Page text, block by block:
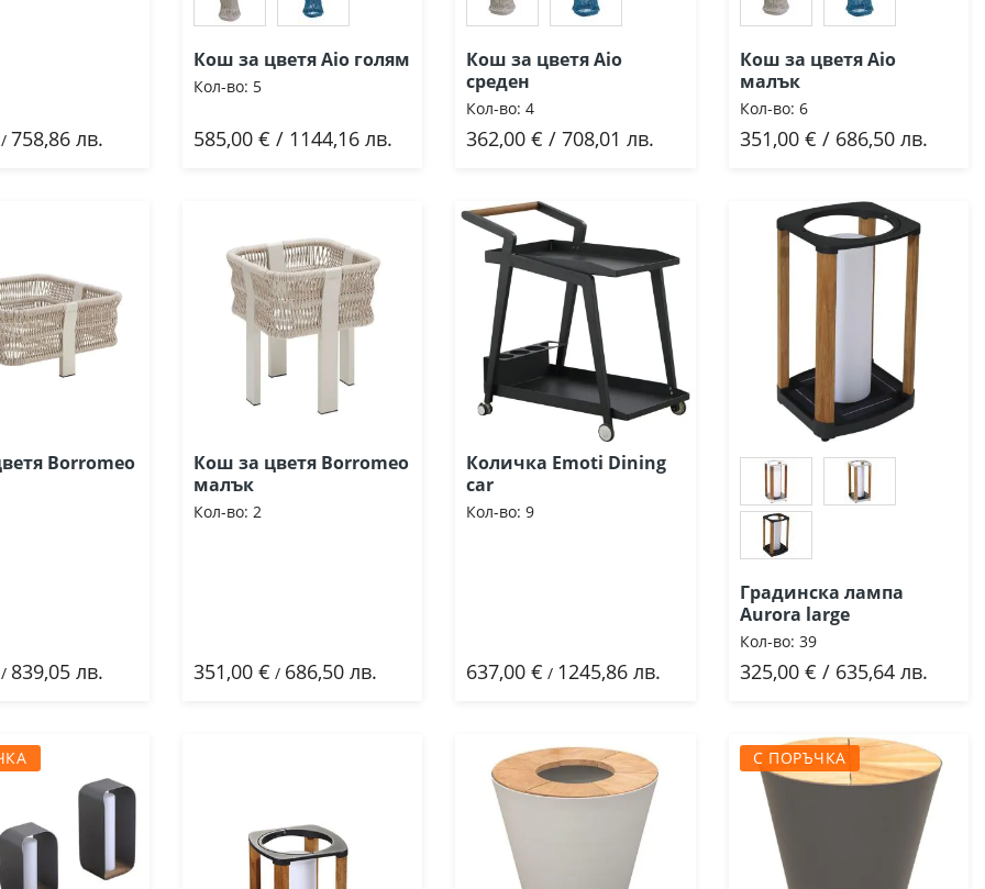
758,86 лв.
Кош за цветя Aio голям
Кол-во: 5
585,00 € / 1144,16 лв.
Добави
Кош за цветя Aio
среден
Кол-во: 4
362,00 € / 708,01 лв.
Добави
Кош за цветя Aio
малък
Кол-во: 6
351,00 € / 686,50 лв.
Добави
Borromeo
839,05 лв.
Кош за цветя Borromeo
малък
Кол-во: 2
351,00 € / 686,50 лв.
Добави
Количка Emoti Dining
car
Кол-во: 9
637,00 € / 1245,86 лв.
Добави
Градинска лампа
Aurora large
Кол-во: 39
325,00 € / 635,64 лв.
Добави
С ПОРЪЧКА